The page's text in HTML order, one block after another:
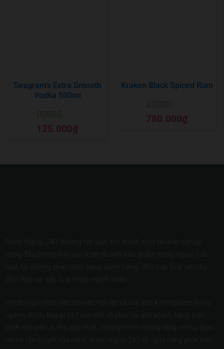
Seagram’s Extra Smooth
Vodka 500ml
Được xếp
hạng55 sao
125.000₫
Kraken Black Spiced Rum
Được xếp
hạng55 sao
780.000₫